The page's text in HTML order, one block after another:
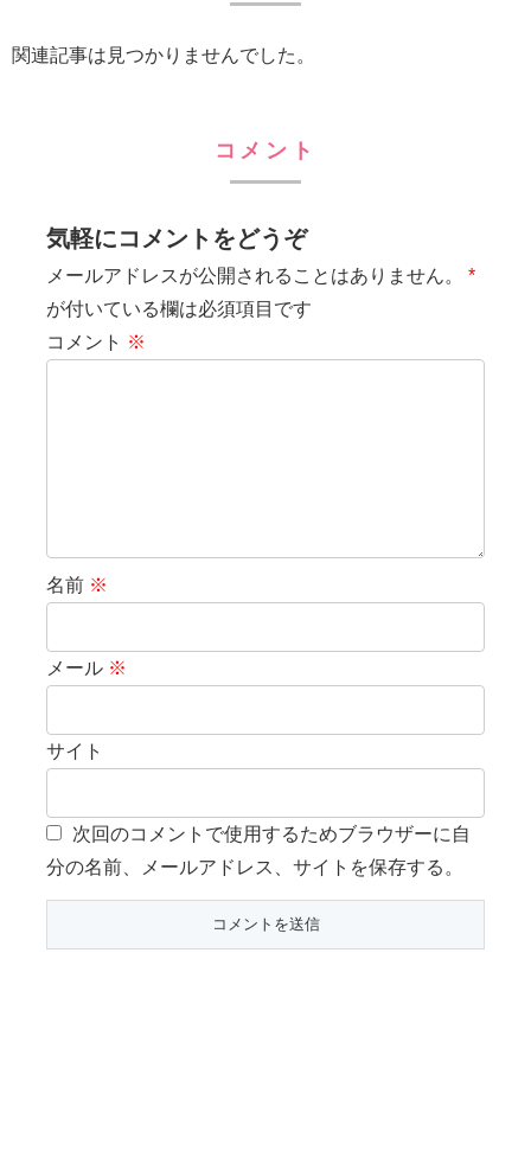
関連記事は見つかりませんでした。
コメント
気軽にコメントをどうぞ
メールアドレスが公開されることはありません。
*
が付いている欄は必須項目です
コメント ※
名前 ※
メール ※
サイト
次回のコメントで使用するためブラウザーに自
分の名前、メールアドレス、サイトを保存する。